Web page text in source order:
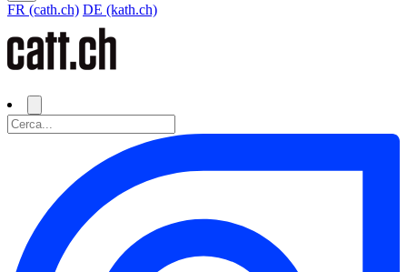
FR (cath.ch) DE (kath.ch)